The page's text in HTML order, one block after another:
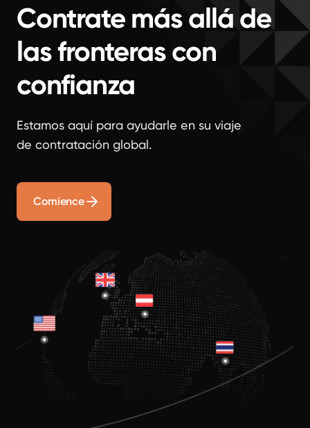
Contrate más allá de
las fronteras con
confianza
Estamos aquí para ayudarle en su viaje
de contratación global.
Comience